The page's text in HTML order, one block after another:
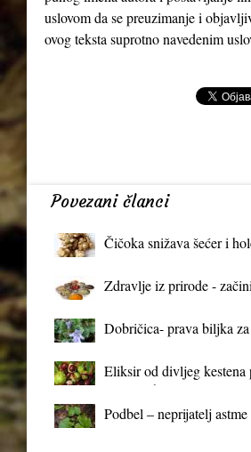
uslovom da se preuzimanje i
ovog teksta suprotno navedenim
Povezani članci
Čičoka snižava šećer i
Zdravlje iz prirode -
Dobričica- prava biljka
Eliksir od divljeg kestena
proširenih vena
Podbel – neprijatelj astme